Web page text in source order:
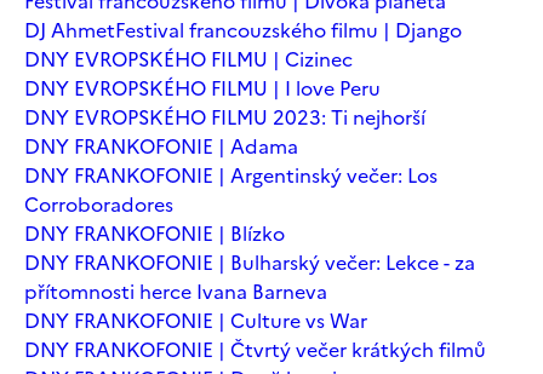
DJ AhmetFestival francouzského filmu | Django
DNY EVROPSKÉHO FILMU | Cizinec
DNY EVROPSKÉHO FILMU | I love Peru
DNY EVROPSKÉHO FILMU 2023: Ti nejhorší
DNY FRANKOFONIE | Adama
DNY FRANKOFONIE | Argentinský večer: Los
Corroboradores
DNY FRANKOFONIE | Blízko
DNY FRANKOFONIE | Bulharský večer: Lekce - za
přítomnosti herce Ivana Barneva
DNY FRANKOFONIE | Culture vs War
DNY FRANKOFONIE | Čtvrtý večer krátkých filmů